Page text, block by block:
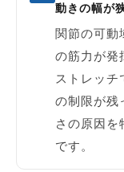
動きの幅が
関節の可動
の筋力が発
ストレッチ
の制限が残
さの原因を
です。